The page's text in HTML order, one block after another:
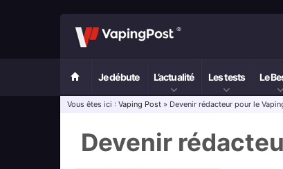
Je débute L’actualité Les tests Le
Vous êtes ici : Vaping Post » Devenir rédacteur pour le
Devenir